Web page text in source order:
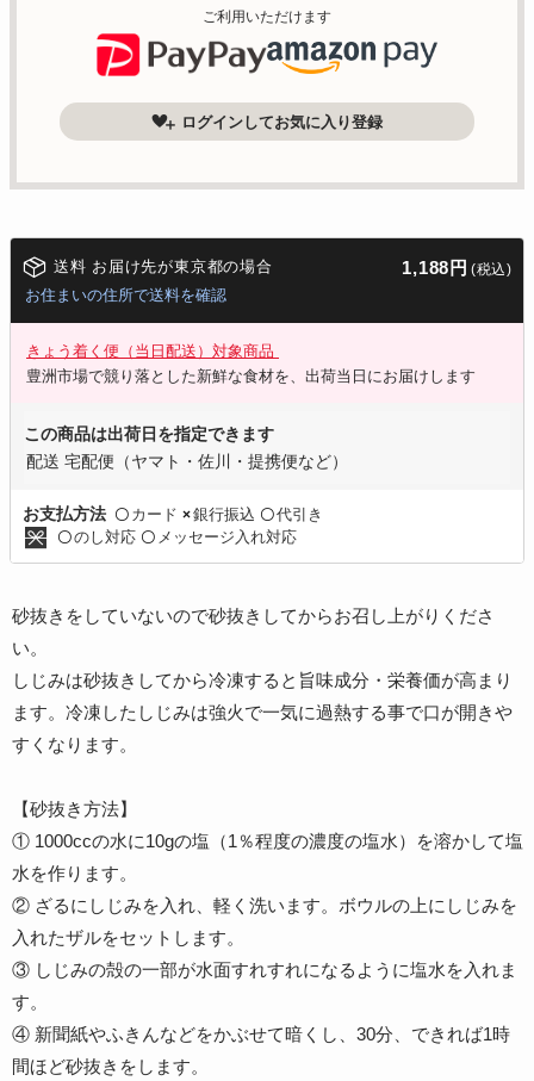
ご利用いただけます
ログインしてお気に入り登録
送料 お届け先が東京都の場合 1,188円 (税込)
お住まいの住所で送料を確認
きょう着く便（当日配送）対象商品
豊洲市場で競り落とした新鮮な食材を、出荷当日にお届けします
この商品は出荷日を指定できます
配送 宅配便（ヤマト・佐川・提携便など）
お支払方法 〇 カード ×銀行振込 〇代引き
〇のし対応 〇 メッセージ入れ対応
砂抜きをしていないので砂抜きしてからお召し上がりくださ
い。
しじみは砂抜きしてから冷凍すると旨味成分・栄養価が高まり
ます。冷凍したしじみは強火で一気に過熱する事で口が開きや
すくなります。
【砂抜き方法】
① 1000ccの水に10gの塩（1％程度の濃度の塩水）を溶かして塩
水を作ります。
② ざるにしじみを入れ、軽く洗います。ボウルの上にしじみを
入れたザルをセットします。
③ しじみの殻の一部が水面すれすれになるように塩水を入れま
す。
④ 新聞紙やふきんなどをかぶせて暗くし、30分、できれば1時
間ほど砂抜きをします。